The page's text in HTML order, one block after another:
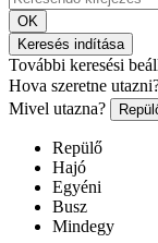
OK
Keresés indítása
További keresési
Hova szeretne
Mivel utazna?
Repülő
Hajó
Egyéni
Busz
Mindegy